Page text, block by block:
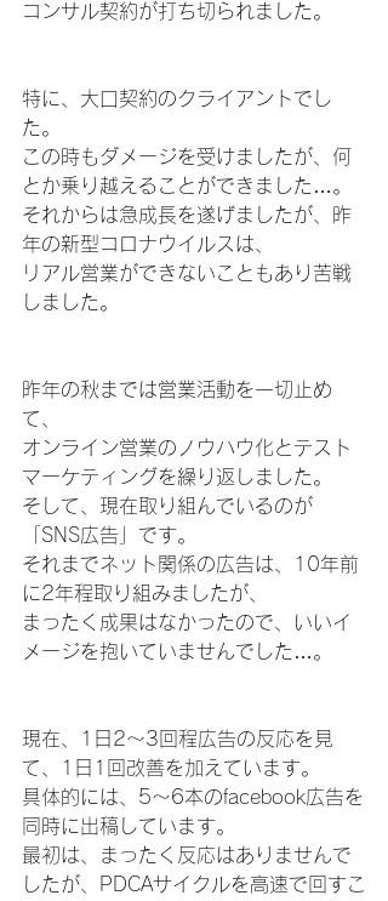
コンサル契約が打ち切られました。
特に、大口契約のクライアントでし
た。
この時もダメージを受けましたが、何
とか乗り越えることができました…。
それからは急成長を遂げましたが、昨
年の新型コロナウイルスは、
リアル営業ができないこともあり苦戦
しました。
昨年の秋までは営業活動を一切止め
て、
オンライン営業のノウハウ化とテスト
マーケティングを繰り返しました。
そして、現在取り組んでいるのが
「SNS広告」です。
それまでネット関係の広告は、10年前
に2年程取り組みましたが、
まったく成果はなかったので、いいイ
メージを抱いていませんでした…。
現在、1日2～3回程広告の反応を見
て、1日1回改善を加えています。
具体的には、5～6本のfacebook広告を
同時に出稿しています。
最初は、まったく反応はありませんで
したが、PDCAサイクルを高速で回すこ